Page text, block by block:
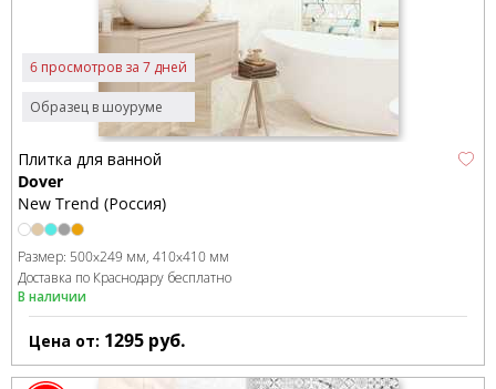
Образец в шоуруме
6 просмотров за 7 дней
Плитка для ванной
Dover
New Trend (Россия)
Размер: 500x249 мм 410x410 мм
Доставка по Краснодару бесплатно
В наличии
Цена от: 1295 руб.